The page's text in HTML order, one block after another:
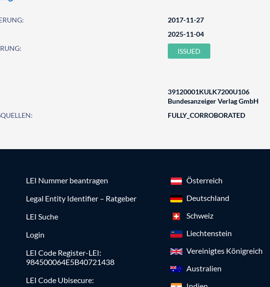
2017-11-27
2025-11-04
ISSUED
39120001KULK7200U106
Bundesanzeiger Verlag GmbH
FULLY_CORROBORATED
LEI Nummer beantragen
Legal Entity Identifier – Ratgeber
LEI Suche
Login
LEI Code Register-LEI:
984500064E5B40721438
LEI Code Ubisecure:
Österreich
Deutschland
Schweiz
Liechtenstein
Vereinigtes Königreich
Australien